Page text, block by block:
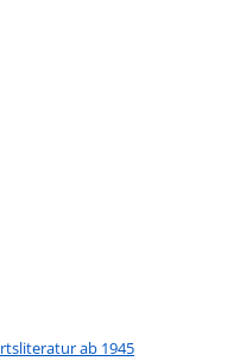
ab 1945